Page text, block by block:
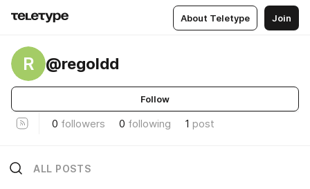
About Teletype Join
R @regoldd
Follow
0 followers 0 following 1 post
ALL POSTS